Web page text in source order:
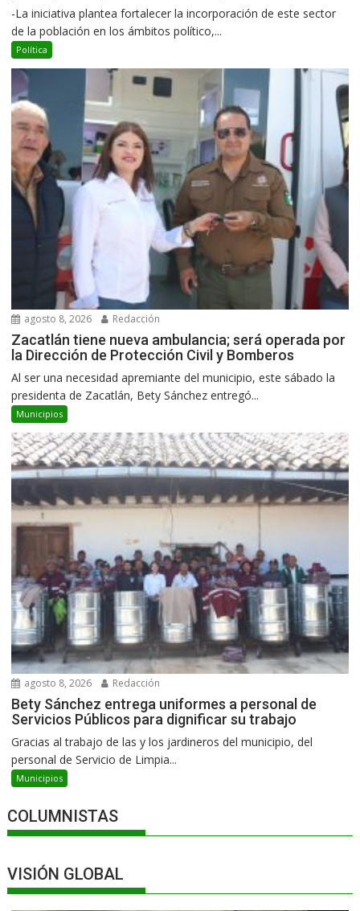
-La iniciativa plantea fortalecer la incorporación de este sector
de la población en los ámbitos político,...
Política
agosto 8, 2026 Redacción
Zacatlán tiene nueva ambulancia; será operada por
la Dirección de Protección Civil y Bomberos
Al ser una necesidad apremiante del municipio, este sábado la
presidenta de Zacatlán, Bety Sánchez entregó...
Municipios
agosto 8, 2026 Redacción
Bety Sánchez entrega uniformes a personal de
Servicios Públicos para dignificar su trabajo
Gracias al trabajo de las y los jardineros del municipio, del
personal de Servicio de Limpia...
Municipios
COLUMNISTAS
VISIÓN GLOBAL